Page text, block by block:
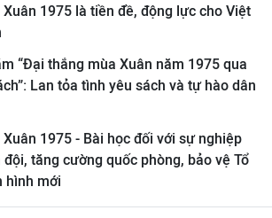
1975 - Bản lĩnh và trí tuệ Việt Nam
1975 - sức mạnh của ý chí và